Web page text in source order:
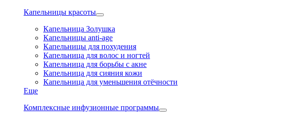
Капельницы красоты
Капельница Золушка
Капельницы anti-age
Капельницы для похудения
Капельница для волос и ногтей
Капельница для борьбы с акне
Капельница для сияния кожи
Капельница для уменьшения отёчности
Еще
Комплексные инфузионные программы